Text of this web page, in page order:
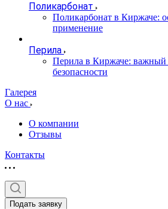
Поликарбонат
Поликарбонат в Киржаче:
применение
Перила
Перила в Киржаче: важный
безопасности
Галерея
О нас
О компании
Отзывы
Контакты
Подать заявку